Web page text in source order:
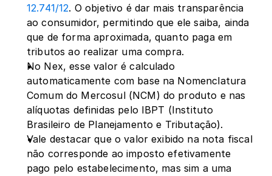
12.741/12. O objetivo é dar mais transparência
ao consumidor, permitindo que ele saiba, ainda
que de forma aproximada, quanto paga em
tributos ao realizar uma compra.
No Nex, esse valor é calculado
automaticamente com base na Nomenclatura
Comum do Mercosul (NCM) do produto e nas
alíquotas definidas pelo IBPT (Instituto
Brasileiro de Planejamento e Tributação).
Vale destacar que o valor exibido na nota fiscal
não corresponde ao imposto efetivamente
pago pelo estabelecimento, mas sim a uma